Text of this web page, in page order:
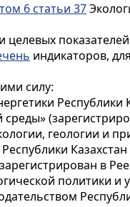
6 статьи 37
целевых
индикаторов,
силу:
геологии и
в
политики и